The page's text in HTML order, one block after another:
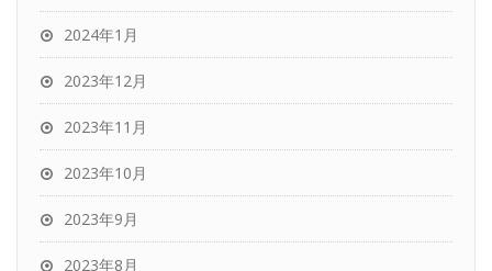
2024年1月
2023年12月
2023年11月
2023年10月
2023年9月
2023年8月